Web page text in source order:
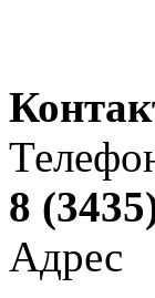
8
Адрес